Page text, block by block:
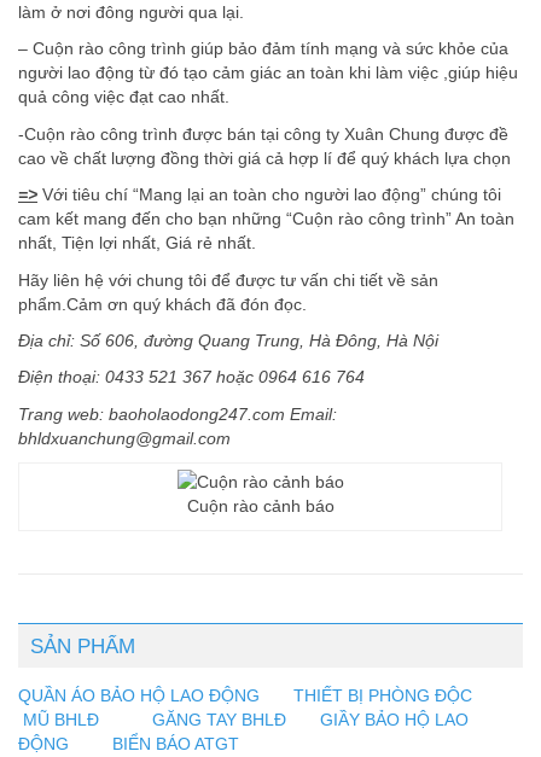
làm ở nơi đông người qua lại.
– Cuộn rào công trình giúp bảo đảm tính mạng và sức khỏe của
người lao động từ đó tạo cảm giác an toàn khi làm việc ,giúp hiệu
quả công việc đạt cao nhất.
-Cuộn rào công trình được bán tại công ty Xuân Chung được đề
cao về chất lượng đồng thời giá cả hợp lí để quý khách lựa chọn
=> Với tiêu chí “Mang lại an toàn cho người lao động” chúng tôi
cam kết mang đến cho bạn những “Cuộn rào công trình” An toàn
nhất, Tiện lợi nhất, Giá rẻ nhất.
Hãy liên hệ với chung tôi để được tư vấn chi tiết về sản
phẩm.Cảm ơn quý khách đã đón đọc.
Ðịa chỉ: Số 606, đường Quang Trung, Hà Ðông, Hà Nội
Ðiện thoại: 0433 521 367 hoặc 0964 616 764
Trang web: baoholaodong247.com Email:
bhldxuanchung@gmail.com
Cuộn rào cảnh báo
SẢN PHẨM
QUẦN ÁO BẢO HỘ LAO ĐỘNG
THIẾT BỊ PHÒNG ĐỘC
MŨ BHLĐ
GĂNG TAY BHLĐ
GIẦY BẢO HỘ LAO
ĐỘNG
BIỂN BÁO ATGT